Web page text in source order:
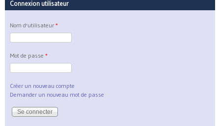
Connexion utilisateur
Nom d'utilisateur *
Mot de passe *
Créer un nouveau compte
Demander un nouveau mot de passe